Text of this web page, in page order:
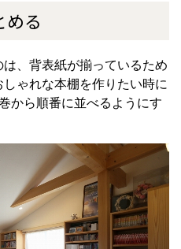
める
、背表紙が揃っているため
ゃれな本棚を作りたい時に
から順番に並べるようにす